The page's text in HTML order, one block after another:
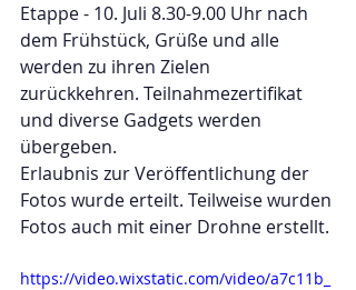
Etappe - 10. Juli 8.30-9.00 Uhr nach
dem Frühstück, Grüße und alle
werden zu ihren Zielen
zurückkehren. Teilnahmezertifikat
und diverse Gadgets werden
übergeben.
Erlaubnis zur Veröffentlichung der
Fotos wurde erteilt. Teilweise wurden
Fotos auch mit einer Drohne erstellt.
https://video.wixstatic.com/video/a7c11b_